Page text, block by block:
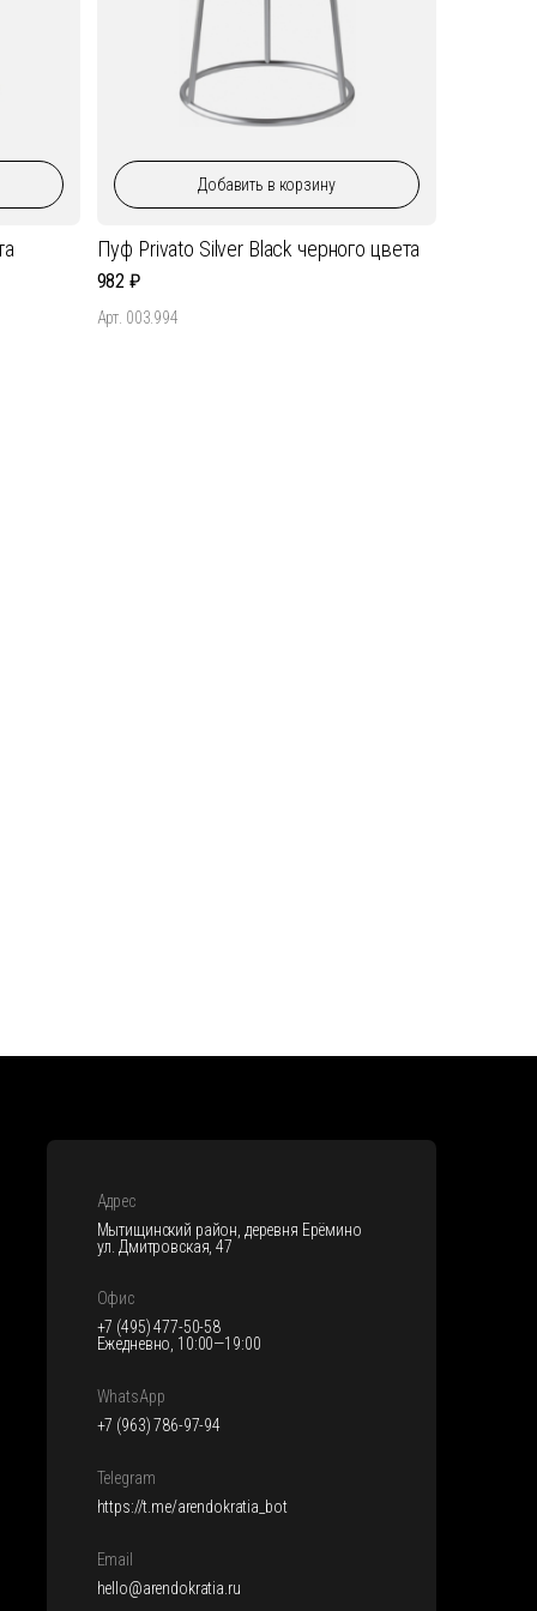
Добавить в корзину
Пуф Privato Silver Black черного цвета
982
Арт. 003.994
Адрес
Мытищинский район, деревня Ерёмино
ул. Дмитровская, 47
Офис
+7 (495) 477-50-58
Ежедневно, 10:00—19:00
WhatsApp
+7 (963) 786-97-94
Telegram
https://t.me/arendokratia_bot
Email
hello@arendokratia.ru